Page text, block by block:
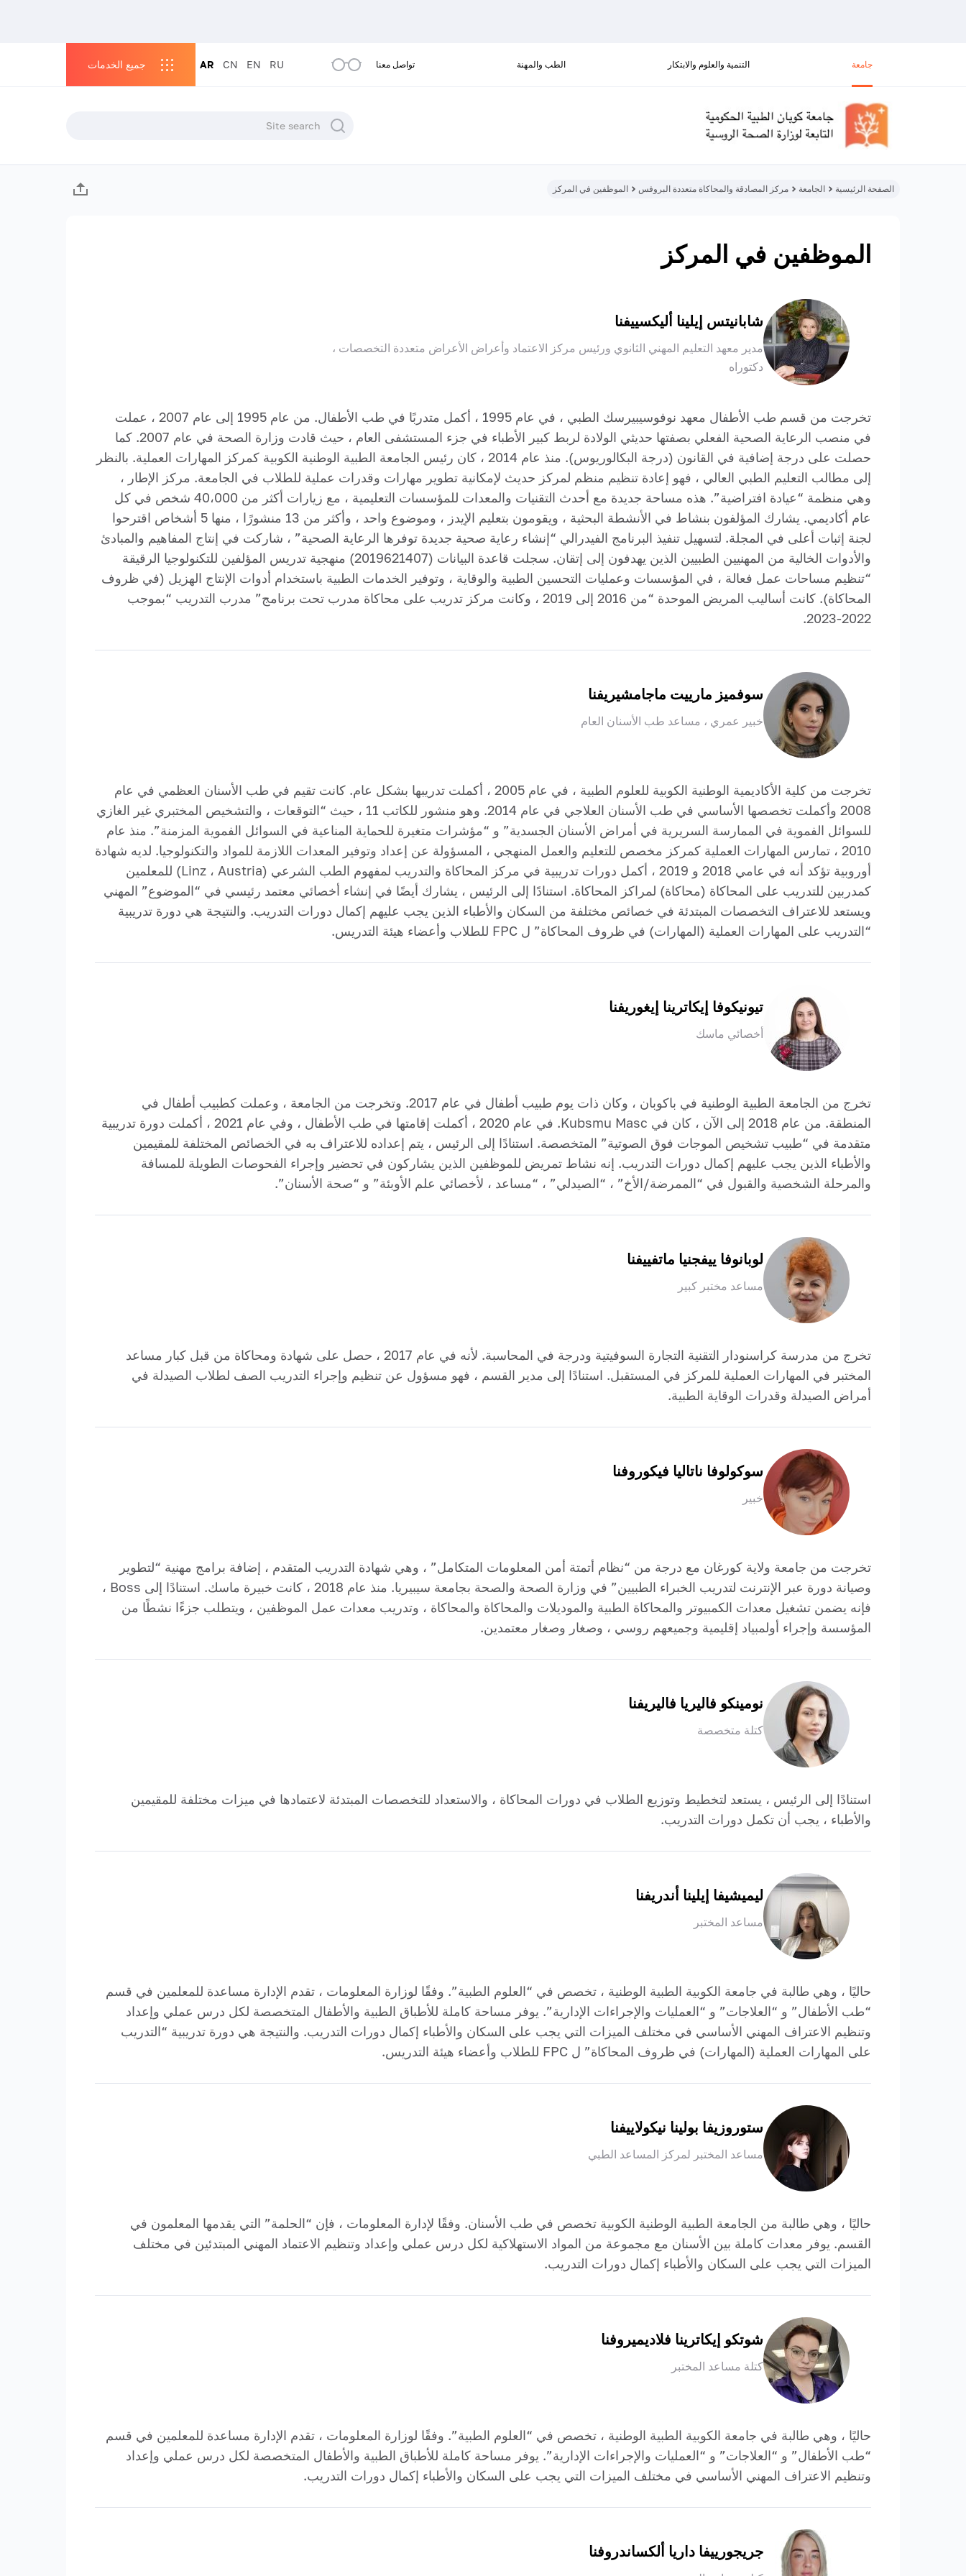
جامعة التنمية والعلوم والابتكار الطب والمهنة تواصل معنا RU
EN
CN
AR جميع الخدمات
الصفحة الرئيسية الجامعة مركز المصادقة والمحاكاة متعددة البروفس الموظفين في المركز
الموظفين في المركز
شابانيتس إيلينا أليكسييفنا
مدير معهد التعليم المهني الثانوي ورئيس مركز الاعتماد وأعراض الأعراض متعددة التخصصات ،
دكتوراه
تخرجت من قسم طب الأطفال معهد نوفوسيبيرسك الطبي ، في عام 1995 ، أكمل متدربًا في طب الأطفال. من عام 1995 إلى عام 2007 ، عملت
في منصب الرعاية الصحية الفعلي بصفتها حديثي الولادة لربط كبير الأطباء في جزء المستشفى العام ، حيث قادت وزارة الصحة في عام 2007. كما
حصلت على درجة إضافية في القانون (درجة البكالوريوس). منذ عام 2014 ، كان رئيس الجامعة الطبية الوطنية الكوبية كمركز المهارات العملية. بالنظر
إلى مطالب التعليم الطبي العالي ، فهو إعادة تنظيم منظم لمركز حديث لإمكانية تطوير مهارات وقدرات عملية للطلاب في الجامعة. مركز الإطار ،
وهي منظمة “عيادة افتراضية”. هذه مساحة جديدة مع أحدث التقنيات والمعدات للمؤسسات التعليمية ، مع زيارات أكثر من 40،000 شخص في كل
عام أكاديمي. يشارك المؤلفون بنشاط في الأنشطة البحثية ، ويقومون بتعليم الإيدز ، وموضوع واحد ، وأكثر من 13 منشورًا ، منها 5 أشخاص اقترحوا
لجنة إثبات أعلى في المجلة. لتسهيل تنفيذ البرنامج الفيدرالي “إنشاء رعاية صحية جديدة توفرها الرعاية الصحية” ، شاركت في إنتاج المفاهيم والمبادئ
والأدوات الخالية من المهنيين الطبيين الذين يهدفون إلى إتقان. سجلت قاعدة البيانات (2019621407) منهجية تدريس المؤلفين للتكنولوجيا الرقيقة
“تنظيم مساحات عمل فعالة ، في المؤسسات وعمليات التحسين الطبية والوقاية ، وتوفير الخدمات الطبية باستخدام أدوات الإنتاج الهزيل (في ظروف
المحاكاة). كانت أساليب المريض الموحدة “من 2016 إلى 2019 ، وكانت مركز تدريب على محاكاة مدرب تحت برنامج” مدرب التدريب “بموجب
2022-2023.
سوفميز مارييت ماجامشيريفنا
خبير عمري ، مساعد طب الأسنان العام
تخرجت من كلية الأكاديمية الوطنية الكوبية للعلوم الطبية ، في عام 2005 ، أكملت تدريبها بشكل عام. كانت تقيم في طب الأسنان العظمي في عام
2008 وأكملت تخصصها الأساسي في طب الأسنان العلاجي في عام 2014. وهو منشور للكاتب 11 ، حيث “التوقعات ، والتشخيص المختبري غير الغازي
للسوائل الفموية في الممارسة السريرية في أمراض الأسنان الجسدية” و “مؤشرات متغيرة للحماية المناعية في السوائل الفموية المزمنة”. منذ عام
2010 ، تمارس المهارات العملية كمركز مخصص للتعليم والعمل المنهجي ، المسؤولة عن إعداد وتوفير المعدات اللازمة للمواد والتكنولوجيا. لديه شهادة
أوروبية تؤكد أنه في عامي 2018 و 2019 ، أكمل دورات تدريبية في مركز المحاكاة والتدريب لمفهوم الطب الشرعي (Linz ، Austria) للمعلمين
كمدربين للتدريب على المحاكاة (محاكاة) لمراكز المحاكاة. استنادًا إلى الرئيس ، يشارك أيضًا في إنشاء أخصائي معتمد رئيسي في “الموضوع” المهني
ويستعد للاعتراف التخصصات المبتدئة في خصائص مختلفة من السكان والأطباء الذين يجب عليهم إكمال دورات التدريب. والنتيجة هي دورة تدريبية
“التدريب على المهارات العملية (المهارات) في ظروف المحاكاة” ل FPC للطلاب وأعضاء هيئة التدريس.
تيونيكوفا إيكاترينا إيغوريفنا
أخصائي ماسك
تخرج من الجامعة الطبية الوطنية في باكوبان ، وكان ذات يوم طبيب أطفال في عام 2017. وتخرجت من الجامعة ، وعملت كطبيب أطفال في
المنطقة. من عام 2018 إلى الآن ، كان في Kubsmu Masc. في عام 2020 ، أكملت إقامتها في طب الأطفال ، وفي عام 2021 ، أكملت دورة تدريبية
متقدمة في “طبيب تشخيص الموجات فوق الصوتية” المتخصصة. استنادًا إلى الرئيس ، يتم إعداده للاعتراف به في الخصائص المختلفة للمقيمين
والأطباء الذين يجب عليهم إكمال دورات التدريب. إنه نشاط تمريض للموظفين الذين يشاركون في تحضير وإجراء الفحوصات الطويلة للمسافة
والمرحلة الشخصية والقبول في “الممرضة/الأخ” ، “الصيدلي” ، “مساعد ، لأخصائي علم الأوبئة” و “صحة الأسنان”.
لوبانوفا ييفجنيا ماتفييفنا
مساعد مختبر كبير
تخرج من مدرسة كراسنودار التقنية التجارة السوفيتية ودرجة في المحاسبة. لأنه في عام 2017 ، حصل على شهادة ومحاكاة من قبل كبار مساعد
المختبر في المهارات العملية للمركز في المستقبل. استنادًا إلى مدير القسم ، فهو مسؤول عن تنظيم وإجراء التدريب الصف لطلاب الصيدلة في
أمراض الصيدلة وقدرات الوقاية الطبية.
سوكولوفا ناتاليا فيكوروفنا
خبير
تخرجت من جامعة ولاية كورغان مع درجة من “نظام أتمتة أمن المعلومات المتكامل” ، وهي شهادة التدريب المتقدم ، إضافة برامج مهنية “لتطوير
وصيانة دورة عبر الإنترنت لتدريب الخبراء الطبيين” في وزارة الصحة والصحة بجامعة سيبيريا. منذ عام 2018 ، كانت خبيرة ماسك. استنادًا إلى Boss ،
فإنه يضمن تشغيل معدات الكمبيوتر والمحاكاة الطبية والموديلات والمحاكاة والمحاكاة ، وتدريب معدات عمل الموظفين ، ويتطلب جزءًا نشطًا من
المؤسسة وإجراء أولمبياد إقليمية وجميعهم روسي ، وصغار وصغار معتمدين.
نومينكو فاليريا فاليريفنا
كتلة متخصصة
استنادًا إلى الرئيس ، يستعد لتخطيط وتوزيع الطلاب في دورات المحاكاة ، والاستعداد للتخصصات المبتدئة لاعتمادها في ميزات مختلفة للمقيمين
والأطباء ، يجب أن تكمل دورات التدريب.
ليميشيفا إيلينا أندريفنا
مساعد المختبر
حاليًا ، وهي طالبة في جامعة الكوبية الطبية الوطنية ، تخصص في “العلوم الطبية”. وفقًا لوزارة المعلومات ، تقدم الإدارة مساعدة للمعلمين في قسم
“طب الأطفال” و “العلاجات” و “العمليات والإجراءات الإدارية”. يوفر مساحة كاملة للأطباق الطبية والأطفال المتخصصة لكل درس عملي وإعداد
وتنظيم الاعتراف المهني الأساسي في مختلف الميزات التي يجب على السكان والأطباء إكمال دورات التدريب. والنتيجة هي دورة تدريبية “التدريب
على المهارات العملية (المهارات) في ظروف المحاكاة” ل FPC للطلاب وأعضاء هيئة التدريس.
ستوروزيفا بولينا نيكولاييفنا
مساعد المختبر لمركز المساعد الطبي
حاليًا ، وهي طالبة من الجامعة الطبية الوطنية الكوبية تخصص في طب الأسنان. وفقًا لإدارة المعلومات ، فإن “الحلمة” التي يقدمها المعلمون في
القسم. يوفر معدات كاملة بين الأسنان مع مجموعة من المواد الاستهلاكية لكل درس عملي وإعداد وتنظيم الاعتماد المهني المبتدئين في مختلف
الميزات التي يجب على السكان والأطباء إكمال دورات التدريب.
شوتكو إيكاترينا فلاديميروفنا
كتلة مساعد المختبر
حاليًا ، وهي طالبة في جامعة الكوبية الطبية الوطنية ، تخصص في “العلوم الطبية”. وفقًا لوزارة المعلومات ، تقدم الإدارة مساعدة للمعلمين في قسم
“طب الأطفال” و “العلاجات” و “العمليات والإجراءات الإدارية”. يوفر مساحة كاملة للأطباق الطبية والأطفال المتخصصة لكل درس عملي وإعداد
وتنظيم الاعتراف المهني الأساسي في مختلف الميزات التي يجب على السكان والأطباء إكمال دورات التدريب.
جريجورييفا داريا ألكساندروفنا